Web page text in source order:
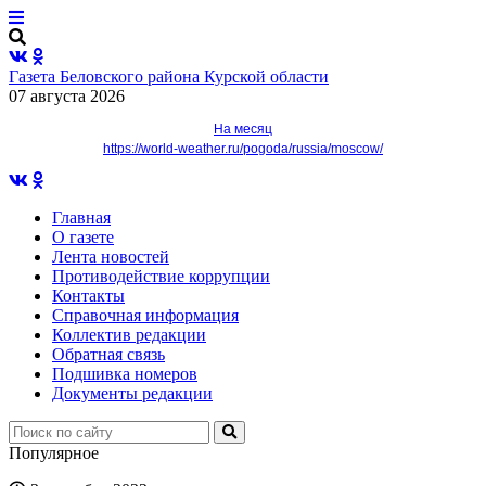
Газета Беловского района Курской области
07 августа 2026
На месяц
https://world-weather.ru/pogoda/russia/moscow/
Главная
О газете
Лента новостей
Противодействие коррупции
Контакты
Справочная информация
Коллектив редакции
Обратная связь
Подшивка номеров
Документы редакции
Популярное